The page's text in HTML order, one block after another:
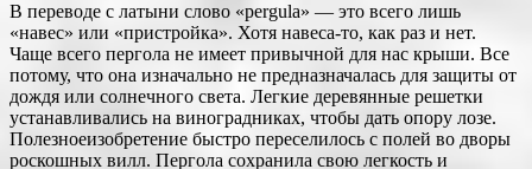
В переводе с латыни слово «pergula» — это всего лишь
«навес» или «пристройка». Хотя навеса-то, как раз и нет.
Чаще всего пергола не имеет привычной для нас крыши. Все
потому, что она изначально не предназначалась для защиты от
дождя или солнечного света. Легкие деревянные решетки
устанавливались на виноградниках, чтобы дать опору лозе.
Полезноеизобретение быстро переселилось с полей во дворы
роскошных вилл. Пергола сохранила свою легкость и